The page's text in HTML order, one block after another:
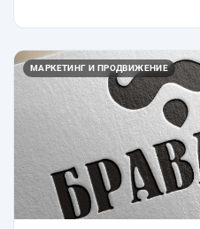
МАРКЕТИНГ И ПРОДВИЖЕНИЕ